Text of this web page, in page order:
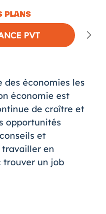
PLANS
PVT
des économies les
économie est
de croître et
opportunités
et
travailler en
trouver un job